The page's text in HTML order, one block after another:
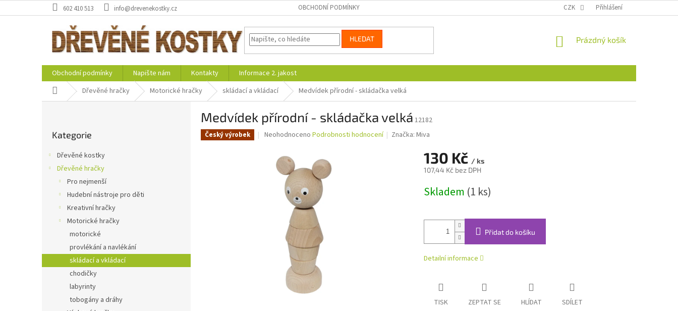
na
602 410 513 info@drevenekostky.cz OBCHODNÍ PODMÍNKY CZK Přihlášení
HLEDAT
NÁKUPNÍ
Prázdný košík
Obchodní podmínky Napište nám Kontakty
Informace 2. jakost
Domů Dřevěné hračky Motorické hračky skládací a vkládací Medvídek přírodní - skládačka velká
l
kategorie
Kategorie
Dřevěné kostky
Dřevěné hračky
Pro nejmenší
Hudební nástroje pro děti
Kreativní hračky
Motorické hračky
motorické
provlékání a navlékání
skládací a vkládací
chodičky
labyrinty
tobogány a dráhy
Medvídek přírodní - skládačka velká 12182
Český výrobek
Průměrné
hvězdiček.
Neohodnoceno Podrobnosti hodnocení Značka:Miva
130 Kč / ks
107,44 Kč bez DPH
cena:
Skladem (1 ks)
Přidat do košíku
Detailní informace
TISK ZEPTAT SE HLÍDAT SDÍLET